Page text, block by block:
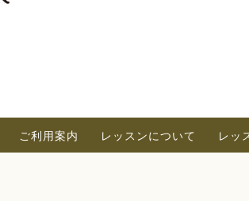
ご利用案内 レッスンについて レッ